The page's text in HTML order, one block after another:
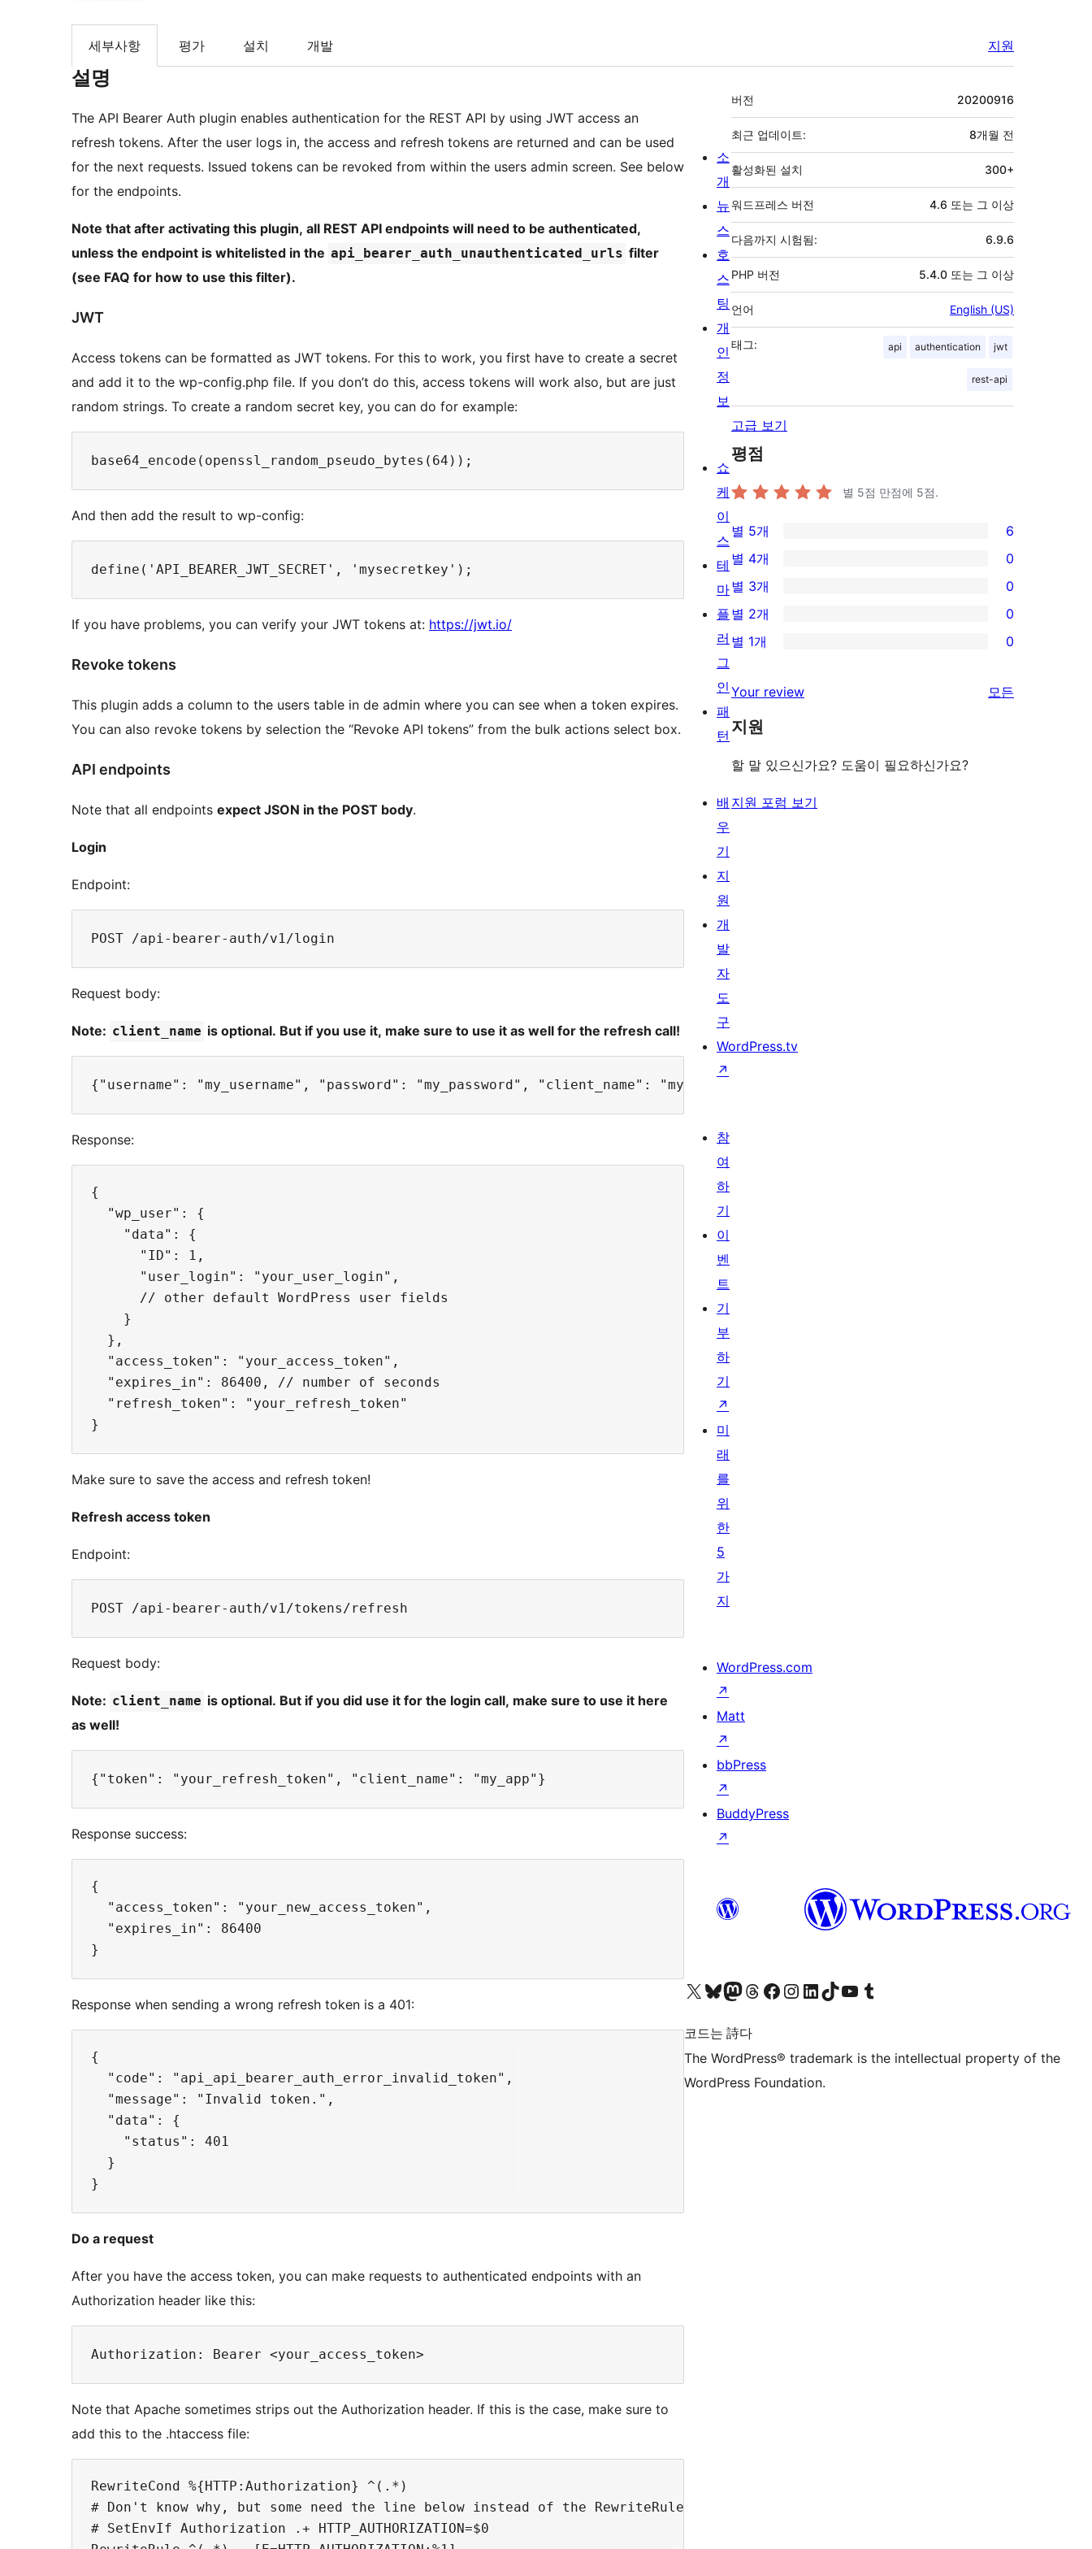
세부사항 평가 설치 개발 지원
설명
The API Bearer Auth plugin enables authentication for the REST API by using JWT access an
refresh tokens. After the user logs in, the access and refresh tokens are returned and can be used
for the next requests. Issued tokens can be revoked from within the users admin screen. See below
for the endpoints.
Note that after activating this plugin, all REST API endpoints will need to be authenticated,
unless the endpoint is whitelisted in the api_bearer_auth_unauthenticated_urls filter
(see FAQ for how to use this filter).
JWT
Access tokens can be formatted as JWT tokens. For this to work, you first have to create a secret
and add it to the wp-config.php file. If you don’t do this, access tokens will work also, but are just
random strings. To create a random secret key, you can do for example:
And then add the result to wp-config:
If you have problems, you can verify your JWT tokens at: https://jwt.io/
Revoke tokens
This plugin adds a column to the users table in de admin where you can see when a token expires.
You can also revoke tokens by selection the “Revoke API tokens” from the bulk actions select box.
API endpoints
Note that all endpoints expect JSON in the POST body.
Login
Endpoint:
Request body:
Note: client_name is optional. But if you use it, make sure to use it as well for the refresh call!
Response:
{
  "wp_user": {
    "data": {
      "ID": 1,
      "user_login": "your_user_login",
      // other default WordPress user fields
    }
  },
  "access_token": "your_access_token",
  "expires_in": 86400, // number of seconds
  "refresh_token": "your_refresh_token"
Make sure to save the access and refresh token!
Refresh access token
Endpoint:
Request body:
Note: client_name is optional. But if you did use it for the login call, make sure to use it here
as well!
Response success:
{
  "access_token": "your_new_access_token",
  "expires_in": 86400
Response when sending a wrong refresh token is a 401:
{
  "code": "api_api_bearer_auth_error_invalid_token",
  "message": "Invalid token.",
  "data": {
    "status": 401
  }
Do a request
After you have the access token, you can make requests to authenticated endpoints with an
Authorization header like this:
Note that Apache sometimes strips out the Authorization header. If this is the case, make sure to
add this to the .htaccess file:
RewriteCond %{HTTP:Authorization} ^(.*)
# Don't know why, but some need the line below instead of the RewriteRule line
# SetEnvIf Authorization .+ HTTP_AUTHORIZATION=$0
기
초
버전 20200916
최근 업데이트: 8개월 전
활성화된 설치 300+
워드프레스 버전 4.6 또는 그 이상
다음까지 시험됨: 6.9.6
PHP 버전 5.4.0 또는 그 이상
언어 English (US)
태그: api authentication jwt
rest-api
고급 보기
평점
별 5점 만점에 5점.
6/5-
별
점
후
기
별 5개 6
0/4-
별
점
후
별 4개 0
0/3-
별
점
기
별 3개 0
0/2-
별
후
기
별 2개 0
0/1-
점
후
별 1개 0
Your review 모든
지원
할 말 있으신가요? 도움이 필요하신가요?
지원 포럼 보기
소
개
뉴
스
호
스
팅
개
인
정
보
쇼
케
이
스
테
마
플
러
그
인
패
턴
배
우
기
지
원
개
발
자
도
구
WordPress.tv
↗
참
여
하
기
이
벤
트
기
부
하
기
↗
미
래
를
위
한
5
가
지
WordPress.com
↗
Matt
↗
bbPress
↗
BuddyPress
↗
X(이전 트위터) 계정 방문하기블루스카이 계정 방문하기마스토돈 계정 방문하기스레드 계정 방문하기 페이스북 페이지 방문하기인스타그램 계정 방문하기 LinkedIn 계정 방문하기틱톡 계정 방문하기유튜브 채널 방문하기 텀블러 계정 방문하기
코드는 詩다
The WordPress® trademark is the intellectual property of the
WordPress Foundation.